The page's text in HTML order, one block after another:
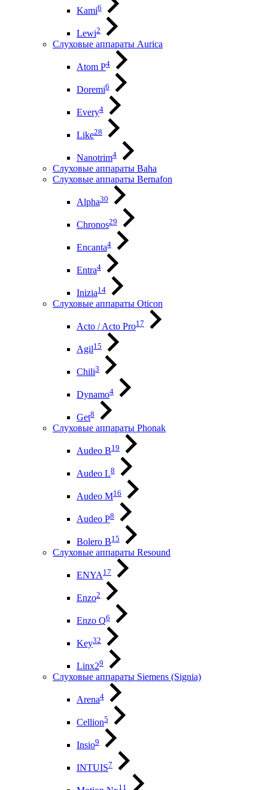
Kami6
Lewi2
Слуховые аппараты Aurica
Atom P4
Doremi6
Every4
Like28
Nanotrim4
Слуховые аппараты Baha
Слуховые аппараты Bernafon
Alpha30
Chronos29
Encanta4
Entra4
Inizia14
Слуховые аппараты Oticon
Acto / Acto Pro17
Agil15
Chili3
Dynamo4
Get8
Слуховые аппараты Phonak
Audeo B19
Audeo L8
Audeo М16
Audeo P8
Bolero B15
Слуховые аппараты Resound
ENYA 17
Enzo2
Enzo Q6
Key32
Linx29
Слуховые аппараты Siemens (Signia)
Arena4
Cellion5
Insio9
INTUIS7
11